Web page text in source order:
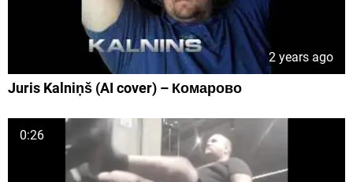
2 years ago
Juris Kalniņš (AI cover) – Комарово
0:26